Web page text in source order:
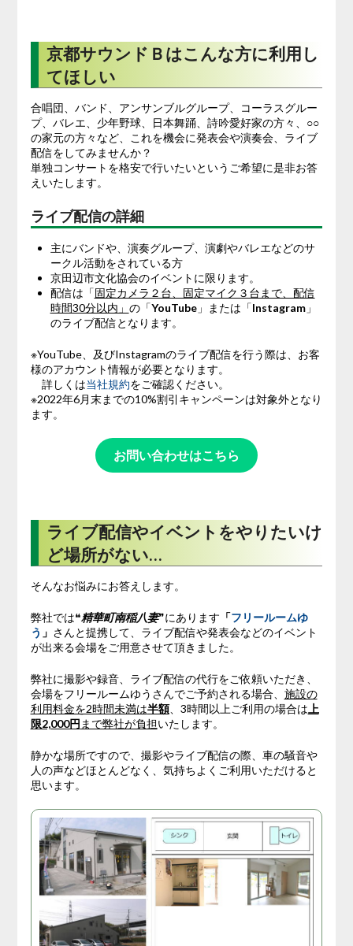
京都サウンドＢはこんな方に利用し
てほしい
合唱団、バンド、アンサンブルグループ、コーラスグルー
プ、バレエ、少年野球、日本舞踊、詩吟愛好家の方々、○○
の家元の方々など、これを機会に発表会や演奏会、ライブ
配信をしてみませんか？
単独コンサートを格安で行いたいというご希望に是非お答
えいたします。
ライブ配信の詳細
主にバンドや、演奏グループ、演劇やバレエなどのサ
ークル活動をされている方
京田辺市文化協会のイベントに限ります。
配信は「固定カメラ２台、固定マイク３台まで、配信
時間30分以内」 の「YouTube」または「Instagram」
のライブ配信となります。
※YouTube、及びInstagramのライブ配信を行う際は、お客
様のアカウント情報が必要となります。
詳しくは当社規約をご確認ください。
※2022年6月末までの10%割引キャンペーンは対象外となり
ます。
お問い合わせはこちら
ライブ配信やイベントをやりたいけ
ど場所がない…
そんなお悩みにお答えします。
弊社では❝精華町南稲八妻❞にあります 「フリールームゆ
う 」 さんと提携して、ライブ配信や発表会などのイベント
が出来る会場をご用意させて頂きました。
弊社に撮影や録音、ライブ配信の代行をご依頼いただき、
会場をフリールームゆうさんでご予約される場合、 施設の
利用料金を2時間未満は半額、3時間以上ご利用の場合は 上
限2,000円 まで弊社が負担いたします。
静かな場所ですので、撮影やライブ配信の際、車の騒音や
人の声などほとんどなく、気持ちよくご利用いただけると
思います。